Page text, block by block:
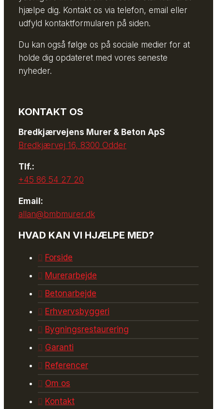
hjælpe dig. Kontakt os via telefon, email eller
udfyld kontaktformularen på siden.
Du kan også følge os på sociale medier for at
holde dig opdateret med vores seneste
nyheder.
KONTAKT OS
Bredkjærvejens Murer & Beton ApS
Bredkjærvej 16, 8300 Odder
Tlf.:
+45 86 54 27 20
Email:
allan@bmbmurer.dk
HVAD KAN VI HJÆLPE MED?
Forside
Murerarbejde
Betonarbejde
Erhvervsbyggeri
Bygningsrestaurering
Garanti
Referencer
Om os
Kontakt